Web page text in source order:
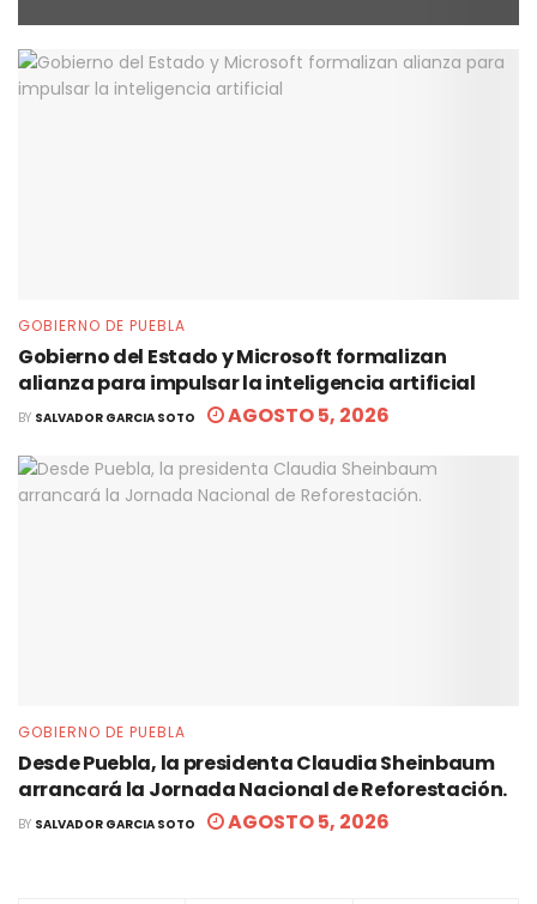
GOBIERNO DE PUEBLA
Gobierno del Estado y Microsoft formalizan
alianza para impulsar la inteligencia artificial
BY SALVADOR GARCIA SOTO AGOSTO 5, 2026
GOBIERNO DE PUEBLA
Desde Puebla, la presidenta Claudia Sheinbaum
arrancará la Jornada Nacional de Reforestación.
BY SALVADOR GARCIA SOTO AGOSTO 5, 2026